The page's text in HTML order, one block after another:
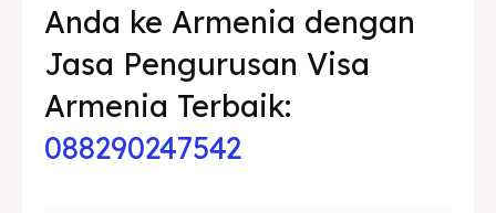
Cari
Cari
Anda ke Armenia dengan
Jasa Pengurusan Visa
Armenia Terbaik:
088290247542